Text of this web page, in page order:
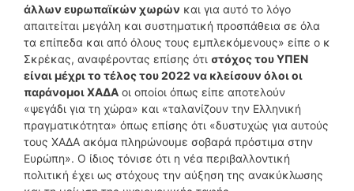
άλλων ευρωπαϊκών χωρών και για αυτό το λόγο
απαιτείται μεγάλη και συστηματική προσπάθεια σε όλα
τα επίπεδα και από όλους τους εμπλεκόμενους» είπε ο κ
Σκρέκας, αναφέροντας επίσης ότι στόχος του ΥΠΕΝ
είναι μέχρι το τέλος του 2022 να κλείσουν όλοι οι
παράνομοι ΧΑΔΑ οι οποίοι όπως είπε αποτελούν
«ψεγάδι για τη χώρα» και «ταλανίζουν την Ελληνική
πραγματικότητα» όπως επίσης ότι «δυστυχώς για αυτούς
τους ΧΑΔΑ ακόμα πληρώνουμε σοβαρά πρόστιμα στην
Ευρώπη». Ο ίδιος τόνισε ότι η νέα περιβαλλοντική
πολιτική έχει ως στόχους την αύξηση της ανακύκλωσης